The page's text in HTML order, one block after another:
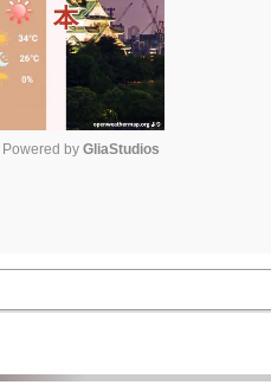
Powered by GliaStudios